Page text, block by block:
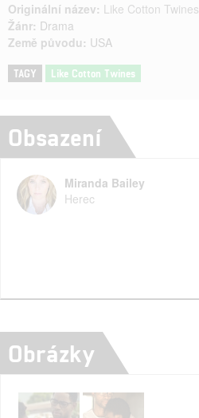
Originální název: Like Cotton Twines
Žánr: Drama
Země původu: USA
TAGY Like Cotton Twines
Obsazení
Miranda Bailey
Herec
Obrázky